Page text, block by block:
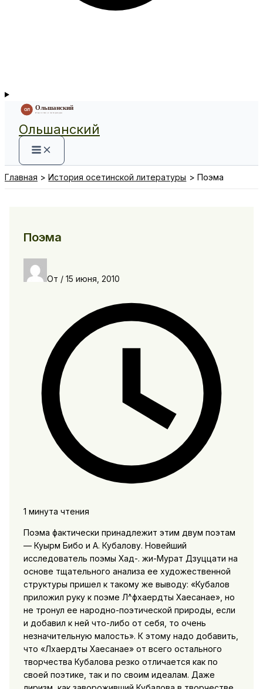
Ольшанский
Главная История осетинской литературы Поэма
Поэма
От / 15 июня, 2010
1 минута чтения
Поэма фактически принадлежит этим двум поэтам
— Куырм Бибо и А. Кубалову. Новейший
исследователь поэмы Хад-. жи-Мурат Дзуццати на
основе тщательного анализа ее художественной
структуры пришел к такому же выводу: «Кубалов
приложил руку к поэме Л^фхаердты Хаесанае», но
не тронул ее народно-поэтической природы, если
и добавил к ней что-либо от себя, то очень
незначительную малость». К этому надо добавить,
что «Лхаердты Хаесанае» от всего остального
творчества Кубалова резко отличается как по
своей поэтике, так и по своим идеалам. Даже